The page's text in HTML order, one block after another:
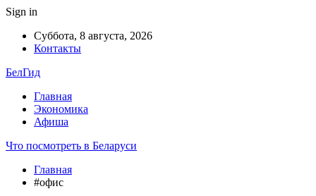
Sign in
Суббота, 8 августа, 2026
Контакты
БелГид
Главная
Экономика
Афиша
Что посмотреть в Беларуси
Главная
#офис